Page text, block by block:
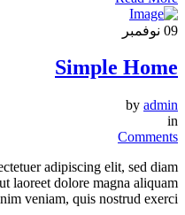
09 نوفمبر
Simple Home
by admin
in
Comments
adipiscing elit, sed diam
laoreet dolore magna aliquam
veniam, quis nostrud exerci...